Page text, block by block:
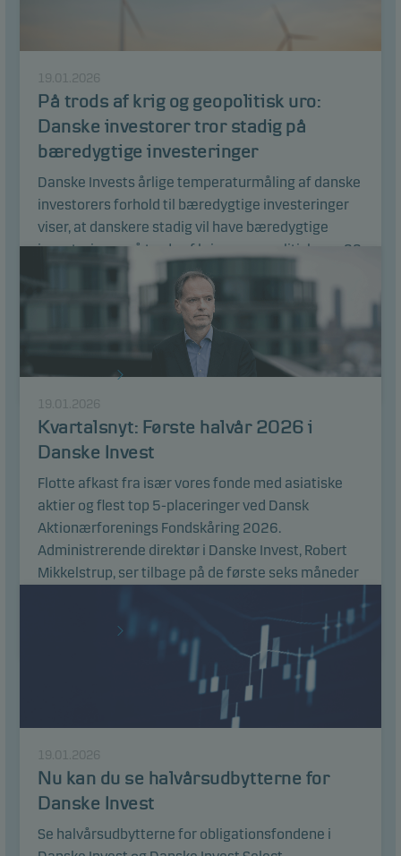
19.01.2026
På trods af krig og geopolitisk uro:
Danske investorer tror stadig på
bæredygtige investeringer
Danske Invests årlige temperaturmåling af danske
investorers forhold til bæredygtige investeringer
viser, at danskere stadig vil have bæredygtige
investeringer på trods af krig og geopolitisk uro. 22
procent af danske investorer siger, at deres
interesse i bæredygtige investeringer er steget
over de sidste to år, mens den kun er faldet blandt
Læs artikel
19.01.2026
Kvartalsnyt: Første halvår 2026 i
Danske Invest
Flotte afkast fra især vores fonde med asiatiske
aktier og flest top 5-placeringer ved Dansk
Aktionærforenings Fondskåring 2026.
Administrerende direktør i Danske Invest, Robert
Mikkelstrup, ser tilbage på de første seks måneder
19.01.2026
Nu kan du se halvårsudbytterne for
Danske Invest
Se halvårsudbytterne for obligationsfondene i